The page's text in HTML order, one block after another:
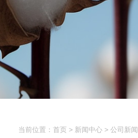
当前位置：首页 > 新闻中心 > 公司新闻